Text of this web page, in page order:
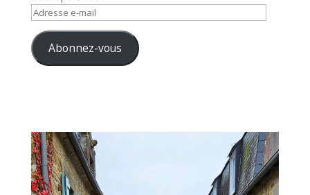
Adresse
mail Abonnez-vous